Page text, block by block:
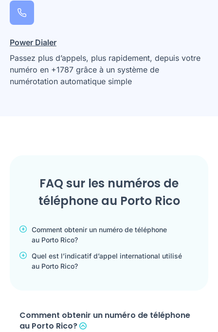
Power Dialer
Passez plus d’appels, plus rapidement, depuis votre
numéro en +1787 grâce à un système de
numérotation automatique simple
FAQ sur les numéros de
téléphone au Porto Rico
Comment obtenir un numéro de téléphone
au Porto Rico?
Quel est l’indicatif d’appel international utilisé
au Porto Rico?
Comment obtenir un numéro de téléphone
au Porto Rico?